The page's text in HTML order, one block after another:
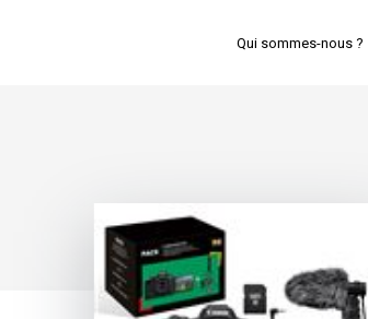
Qui sommes-nous ?